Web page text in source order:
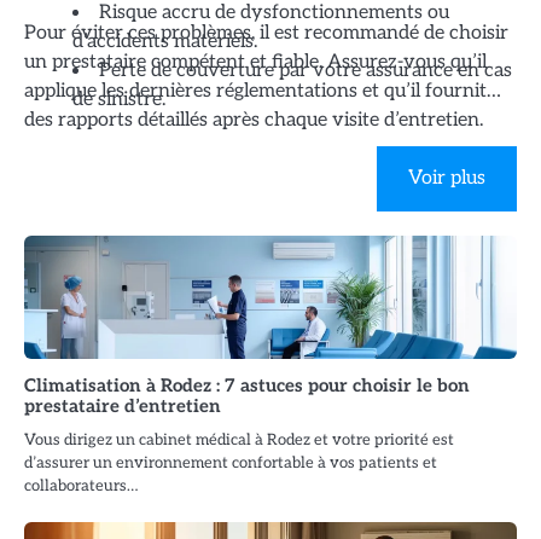
Risque accru de dysfonctionnements ou
d’accidents matériels.
Perte de couverture par votre assurance en cas
de sinistre.
Pour éviter ces problèmes, il est recommandé de choisir
un prestataire compétent et fiable. Assurez-vous qu’il
applique les dernières réglementations et qu’il fournit
des rapports détaillés après chaque visite d’entretien.
Cela vous permettra de garder l’esprit tranquille tout en
garantissant la conformité de vos équipements.Voir plus
Climatisation à Rodez : 7 astuces pour choisir le bon
prestataire d’entretien
Vous dirigez un cabinet médical à Rodez et votre priorité est
d’assurer un environnement confortable à vos patients et
collaborateurs…